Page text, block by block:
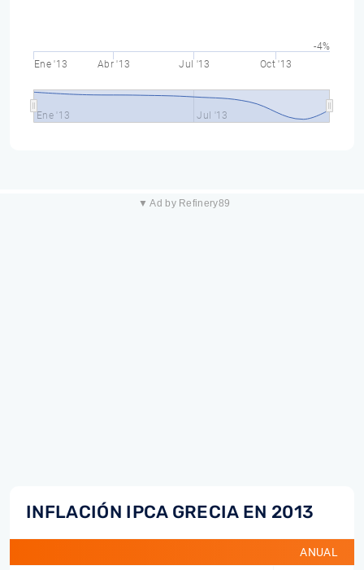
Ene '13 Abr '13 Jul '13 Oct '13
Ene '13 Jul '13
-4%
▼ Ad by Refinery89
INFLACIÓN IPCA GRECIA EN 2013
ANUAL